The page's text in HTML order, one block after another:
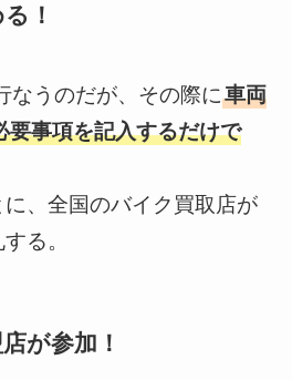
！
なうのだが、その際に車両
要事項を記入するだけで
、全国のバイク買取店が
る。
が参加！